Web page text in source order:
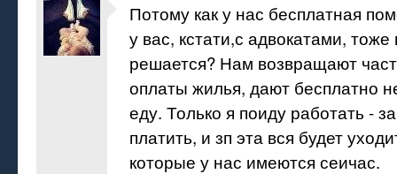
Потому как у нас бесплатная
у вас, кстати,с адвокатами,
решается? Нам возвращают
оплаты жилья, дают бесплатно
еду. Только я поиду работать -
платить, и зп эта вся будет
которые у нас имеются сеичас.